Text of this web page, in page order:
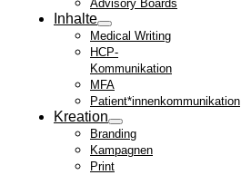
Advisory Boards
Inhalte
Medical Writing
HCP-
Kommunikation
MFA
Patient*innenkommunikation
Kreation
Branding
Kampagnen
Print